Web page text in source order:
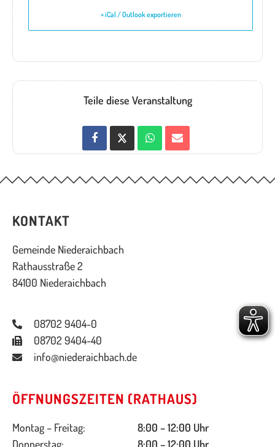
+ iCal / Outlook exportieren
Teile diese Veranstaltung
KONTAKT
Gemeinde Niederaichbach
Rathausstraße 2
84100 Niederaichbach
08702 9404-0
08702 9404-40
info@niederaichbach.de
ÖFFNUNGSZEITEN (RATHAUS)
Montag – Freitag:
8:00 – 12:00 Uhr
Donnerstag:
8:00 – 12:00 Uhr